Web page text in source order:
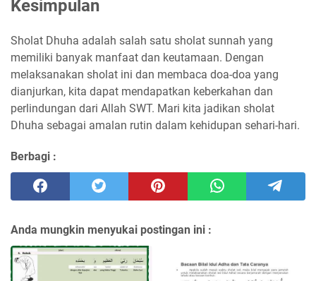
Kesimpulan
Sholat Dhuha adalah salah satu sholat sunnah yang
memiliki banyak manfaat dan keutamaan. Dengan
melaksanakan sholat ini dan membaca doa-doa yang
dianjurkan, kita dapat mendapatkan keberkahan dan
perlindungan dari Allah SWT. Mari kita jadikan sholat
Dhuha sebagai amalan rutin dalam kehidupan sehari-hari.
Berbagi :
Anda mungkin menyukai postingan ini :